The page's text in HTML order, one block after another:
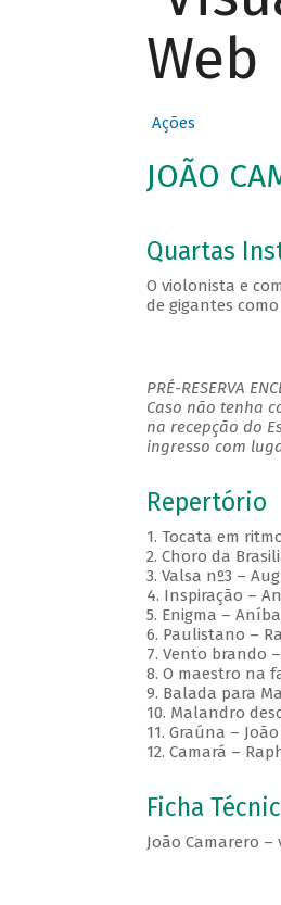
Web
Ações
JOÃO
Quartas
O violonista e
de gigantes
PRÉ-RESERVA
Caso não tenha
na recepção do
ingresso com
Repertório
1. Tocata em
2. Choro da
3. Valsa nº3 –
4. Inspiração –
5. Enigma –
6. Paulistano –
7. Vento brando
8. O maestro na
9. Balada para
10. Malandro
11. Graúna –
12. Camará –
Ficha
João Camarero –